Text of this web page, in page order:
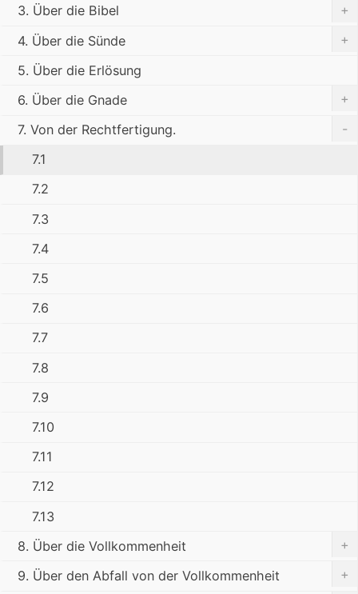
3. Über die Bibel
+
4. Über die Sünde
+
5. Über die Erlösung
6. Über die Gnade
+
7. Von der Rechtfertigung.
-
7.1
7.2
7.3
7.4
7.5
7.6
7.7
7.8
7.9
7.10
7.11
7.12
7.13
8. Über die Vollkommenheit
+
9. Über den Abfall von der Vollkommenheit
+